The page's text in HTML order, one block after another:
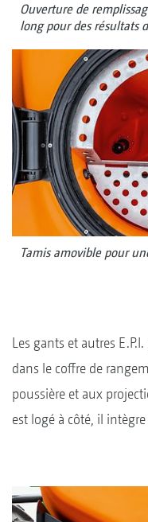
Ouverture de
long pour des résultats
Tamis amovible pour
Les gants et autres
dans le coffre de
poussière et aux
est logé à côté, il